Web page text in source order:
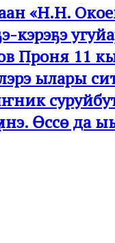
«Н.Н.
кэрэҕэ
Проня 11
ылары
Өссө да